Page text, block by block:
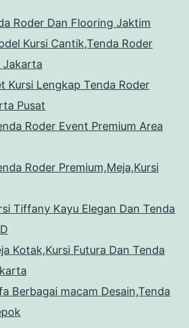
Roder Dan Flooring Jaktim
Kursi Cantik,Tenda Roder
Jakarta
Kursi Lengkap Tenda Roder
Pusat
Roder Event Premium Area
Roder Premium,Meja,Kursi
Tiffany Kayu Elegan Dan Tenda
Kotak,Kursi Futura Dan Tenda
Berbagai macam Desain,Tenda